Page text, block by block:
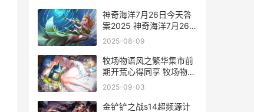
神奇海洋7月26日今天答
案2025 神奇海洋7月26
日免费观看
2025-08-09
牧场物语风之繁华集市前
期开荒心得同享 牧场物语
风之繁华集市攻略
2025-09-03
金铲铲之战s14超频源计